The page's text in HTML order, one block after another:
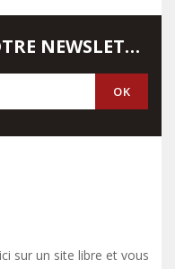
INSCRIVEZ-VOUS À NOTRE NEWSLETTER
sur un site libre et vous y